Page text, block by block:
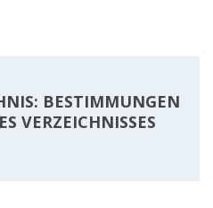
BESTIMMUNGEN
VERZEICHNISSES